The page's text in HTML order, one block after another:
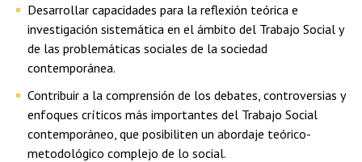
Desarrollar capacidades para la reflexión teórica e
investigación sistemática en el ámbito del Trabajo Social y
de las problemáticas sociales de la sociedad
contemporánea.
Contribuir a la comprensión de los debates, controversias y
enfoques críticos más importantes del Trabajo Social
contemporáneo, que posibiliten un abordaje teórico-
metodológico complejo de lo social.